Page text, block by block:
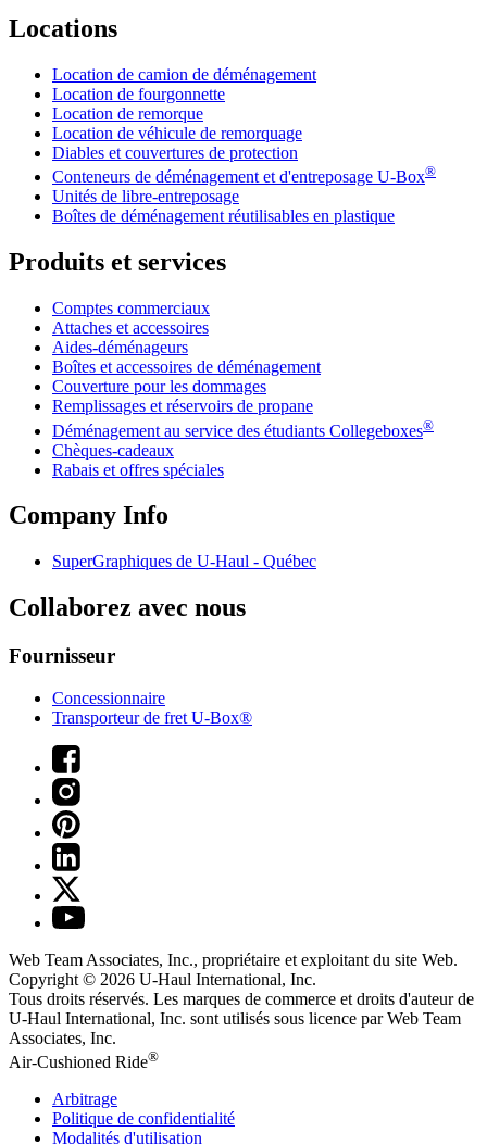
Locations
Location de camion de déménagement
Location de fourgonnette
Location de remorque
Location de véhicule de remorquage
Diables et couvertures de protection
Conteneurs de déménagement et d'entreposage U-Box®
Unités de libre-entreposage
Boîtes de déménagement réutilisables en plastique
Produits et services
Comptes commerciaux
Attaches et accessoires
Aides-déménageurs
Boîtes et accessoires de déménagement
Couverture pour les dommages
Remplissages et réservoirs de propane
Déménagement au service des étudiants Collegeboxes®
Chèques-cadeaux
Rabais et offres spéciales
Company Info
SuperGraphiques de U-Haul - Québec
Collaborez avec nous
Fournisseur
Concessionnaire
Transporteur de fret U-Box®
Web Team Associates, Inc., propriétaire et exploitant du site Web.
Copyright © 2026 U-Haul International, Inc.
Tous droits réservés. Les marques de commerce et droits d'auteur de
U-Haul International, Inc. sont utilisés sous licence par Web Team
Associates, Inc.
Air-Cushioned Ride®
Arbitrage
Politique de confidentialité
Modalités d'utilisation